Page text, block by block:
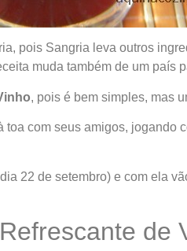
pois Sangria leva outros
muda também de um país
, pois é bem simples, mas
com seus amigos, jogando
22 de setembro) e com ela
de